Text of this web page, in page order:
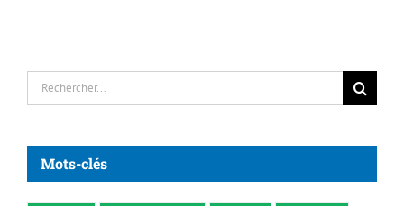
Rechercher:
Mots-clés